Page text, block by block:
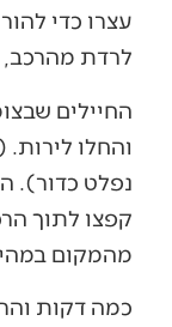
עצרו כדי
לרדת מהרכב,
החיילים
והחלו
נפלט כדור).
קפצו לתוך
מהמקום
כמה דקות